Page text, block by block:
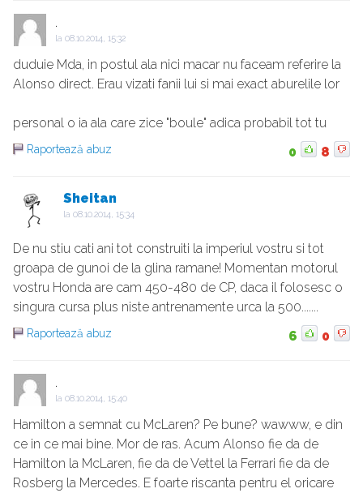
.
la 08.10.2014, 15:32
duduie Mda, in postul ala nici macar nu faceam referire la
Alonso direct. Erau vizati fanii lui si mai exact aburelile lor
personal o ia ala care zice "boule" adica probabil tot tu
Raportează abuz 0 8
Sheitan
la 08.10.2014, 15:34
De nu stiu cati ani tot construiti la imperiul vostru si tot
groapa de gunoi de la glina ramane! Momentan motorul
vostru Honda are cam 450-480 de CP, daca il folosesc o
singura cursa plus niste antrenamente urca la 500.......
Raportează abuz 6 0
.
la 08.10.2014, 15:40
Hamilton a semnat cu McLaren? Pe bune? wawww, e din
ce in ce mai bine. Mor de ras. Acum Alonso fie da de
Hamilton la McLaren, fie da de Vettel la Ferrari fie da de
Rosberg la Mercedes. E foarte riscanta pentru el oricare